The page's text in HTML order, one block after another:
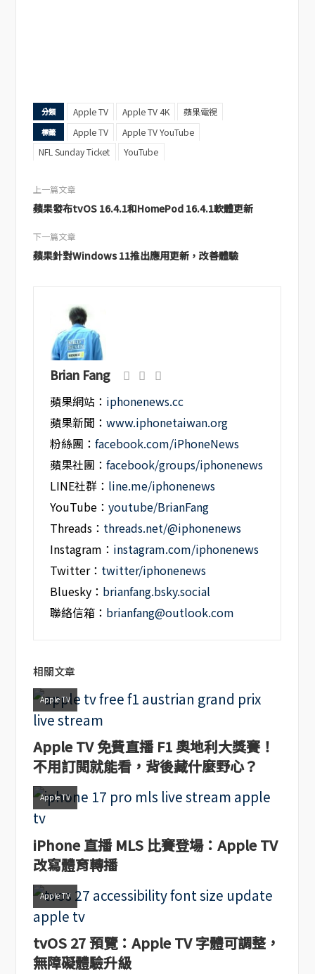
分類 Apple TV Apple TV 4K 蘋果電視
標籤 Apple TV
Apple TV YouTube
NFL Sunday Ticket
YouTube
上一篇文章
蘋果發布tvOS 16.4.1和HomePod 16.4.1軟體更新
下一篇文章
蘋果針對Windows 11推出應用更新，改善體驗
Brian Fang
蘋果網站： iphonenews.cc
蘋果新聞：www.iphonetaiwan.org
粉絲團：facebook.com/iPhoneNews
蘋果社團：facebook/groups/iphonenews
LINE社群： line.me/iphonenews
YouTube：youtube/BrianFang
Threads： threads.net/@iphonenews
Instagram： instagram.com/iphonenews
Twitter： twitter/iphonenews
Bluesky： brianfang.bsky.social
聯絡信箱： brianfang@outlook.com
相關文章
Apple TV
Apple TV 免費直播 F1 奧地利大獎賽！
不用訂閱就能看，背後藏什麼野心？
Apple TV
iPhone 直播 MLS 比賽登場：Apple TV
改寫體育轉播
Apple TV
tvOS 27 預覽：Apple TV 字體可調整，
無障礙體驗升級